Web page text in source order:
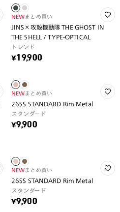
NEWまとめ買い
JINS×攻殻機動隊 THE GHOST IN
THE SHELL / TYPE-OPTICAL
トレンド
¥19,900
NEWまとめ買い
26SS STANDARD Rim Metal
スタンダード
¥9,900
NEWまとめ買い
26SS STANDARD Rim Metal
スタンダード
¥9,900